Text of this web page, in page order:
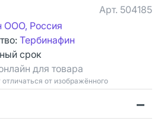
Арт. 504185
ООО, Россия
Тербинафин
срок
для товара
от изображённого